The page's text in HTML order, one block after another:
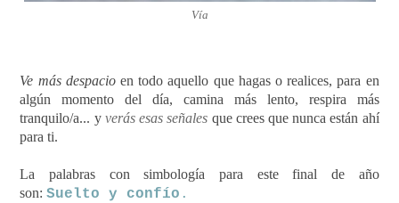
Vía
Ve más despacioen todo aquello que hagas o realices, para en
algún momento del día, camina más lento, respira más
tranquilo/a... y verás esas señales que crees que nunca están ahí
para ti.
La palabras con simbología para este final de año
son:Suelto y confío .